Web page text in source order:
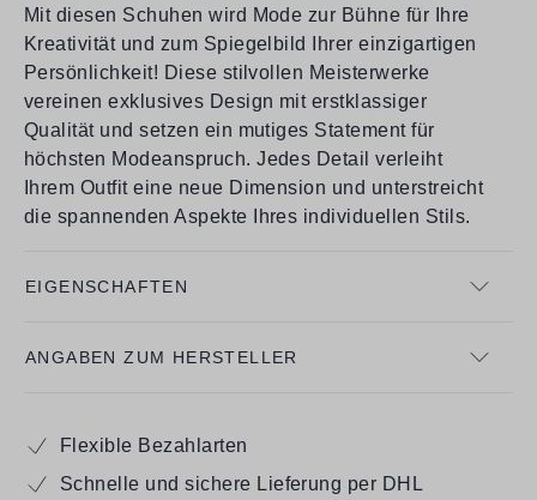
Mit diesen Schuhen wird Mode zur Bühne für Ihre
Kreativität und zum Spiegelbild Ihrer einzigartigen
Persönlichkeit! Diese stilvollen Meisterwerke
vereinen exklusives Design mit erstklassiger
Qualität und setzen ein mutiges Statement für
höchsten Modeanspruch. Jedes Detail verleiht
Ihrem Outfit eine neue Dimension und unterstreicht
die spannenden Aspekte Ihres individuellen Stils.
EIGENSCHAFTEN
ANGABEN ZUM HERSTELLER
Flexible Bezahlarten
Schnelle und sichere Lieferung per DHL